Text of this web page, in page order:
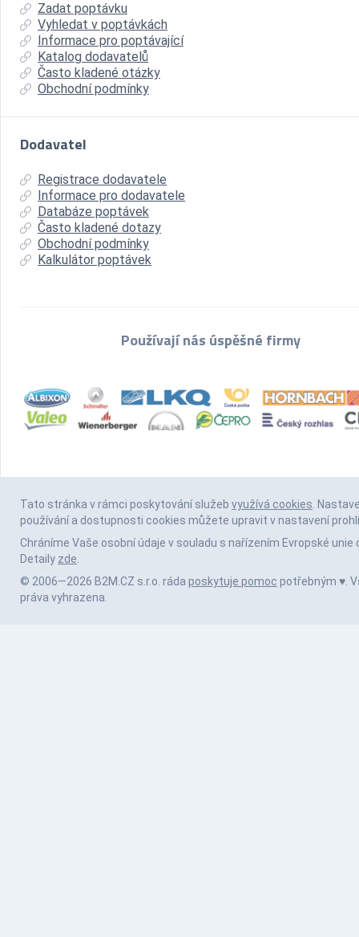
Zadat poptávku
Vyhledat v poptávkách
Informace pro poptávající
Katalog dodavatelů
Často kladené otázky
Obchodní podmínky
Dodavatel
Registrace dodavatele
Informace pro dodavatele
Databáze poptávek
Často kladené dotazy
Obchodní podmínky
Kalkulátor poptávek
Používají nás úspěšné firmy
Tato stránka v rámci poskytování služeb využívá cookies.
používání a dostupnosti cookies můžete upravit v nastavení
Chráníme Vaše osobní údaje v souladu s nařízením Evropské unie
Detaily zde.
© 2006—2026 B2M.CZ s.r.o. ráda poskytuje pomoc potřebným ♥️.
práva vyhrazena.